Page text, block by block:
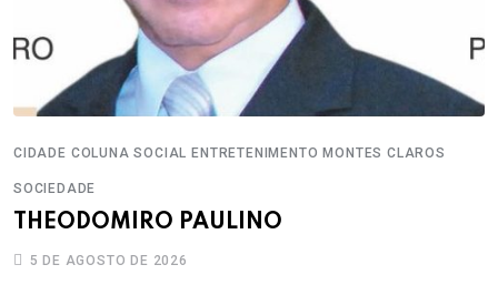
CIDADE COLUNA SOCIAL ENTRETENIMENTO MONTES CLAROS
SOCIEDADE
THEODOMIRO PAULINO
5 DE AGOSTO DE 2026